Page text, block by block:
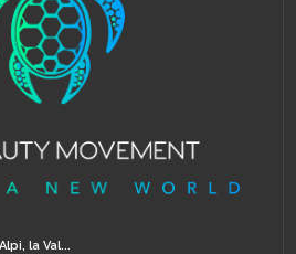
la Val...